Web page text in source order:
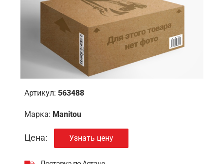
Артикул: 563488
Марка: Manitou
Цена: Узнать цену